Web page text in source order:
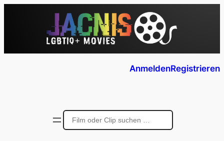
AnmeldenRegistrieren